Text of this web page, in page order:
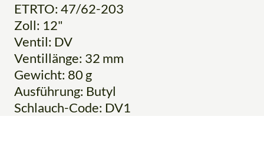
ETRTO: 47/62-203
Zoll: 12"
Ventil: DV
Ventillänge: 32 mm
Gewicht: 80 g
Ausführung: Butyl
Schlauch-Code: DV1